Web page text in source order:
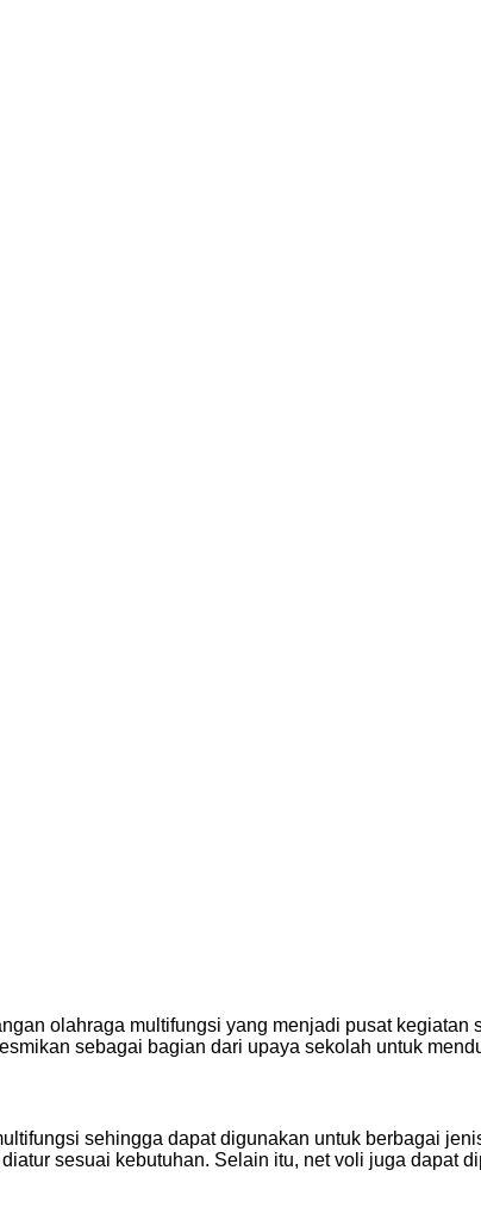
olahraga multifungsi yang menjadi pusat
sebagai bagian dari upaya sekolah untuk
sehingga dapat digunakan untuk berbagai
sesuai kebutuhan. Selain itu, net voli juga dapat